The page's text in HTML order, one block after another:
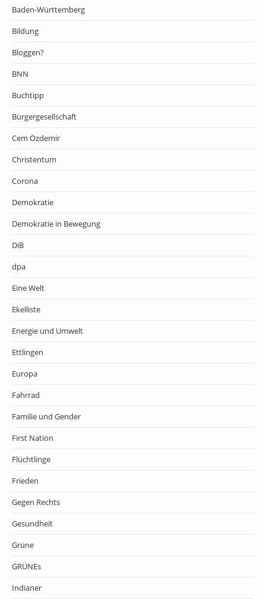
Baden-Württemberg
Bildung
Bloggen?
BNN
Buchtipp
Bürgergesellschaft
Cem Özdemir
Christentum
Corona
Demokratie
Demokratie in Bewegung
DiB
dpa
Eine Welt
Ekelliste
Energie und Umwelt
Ettlingen
Europa
Fahrrad
Familie und Gender
First Nation
Flüchtlinge
Frieden
Gegen Rechts
Gesundheit
Grüne
GRÜNEs
Indianer